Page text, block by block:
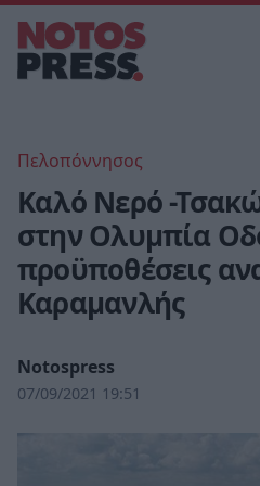
Πελοπόννησος
Καλό Νερό -
στην Ολυμπία
προϋποθέσεις
Καραμανλής
Notospress
07/09/2021 19:51